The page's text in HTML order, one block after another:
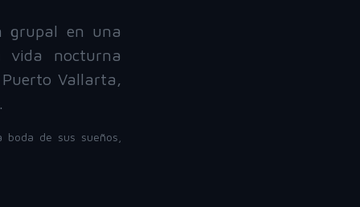
grupal en una
vida nocturna
Puerto Vallarta,
de sus sueños,